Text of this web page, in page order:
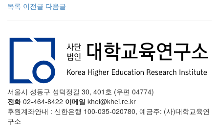
목록 이전글 다음글
서울시 성동구 성덕정길 30, 401호 (우편 04774)
전화02-464-8422 이메일 khei@khei.re.kr
후원계좌안내 : 신한은행 100-035-020780, 예금주: (사)대학교육연
구소